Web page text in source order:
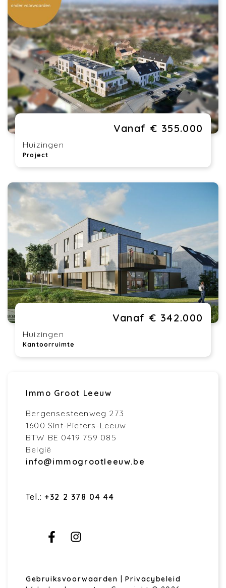
Vanaf € 355.000
Huizingen
Project
Vanaf € 342.000
Huizingen
Kantoorruimte
Immo Groot Leeuw
Bergensesteenweg 273
1600 Sint-Pieters-Leeuw
BTW BE 0419 759 085
België
info@immogrootleeuw.be
Tel.: +32 2 378 04 44
Gebruiksvoorwaarden |Privacybeleid